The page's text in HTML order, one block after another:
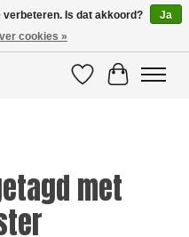
VerlanglijstWinkelwagen
met
verbeteren. Is dat akkoord?
Ja
cookies »